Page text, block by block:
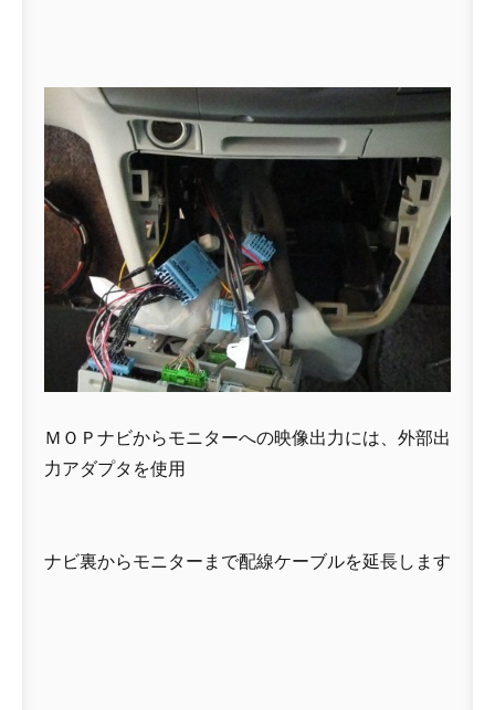
ＭＯＰナビからモニターへの映像出力には、外部出
力アダプタを使用
ナビ裏からモニターまで配線ケーブルを延長します